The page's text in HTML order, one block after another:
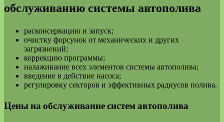
обслуживанию системы автополива
расконсервацию и запуск;
очистку форсунок от механических и других
загрязнений;
коррекцию программы;
налаживание всех элементов системы автополива;
введение в действие насоса;
регулировку секторов и эффективных радиусов полива.
Цены на обслуживание систем автополива